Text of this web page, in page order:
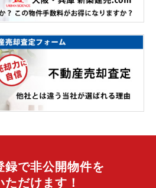
録で非公開物件を
ただけます！